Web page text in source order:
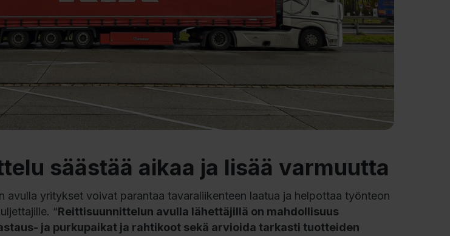
säästää aikaa ja lisää varmuutta
avulla yritykset voivat parantaa tavaraliikenteen laatua ja helpottaa työnteon
“Reittisuunnittelun avulla lähettäjillä on mahdollisuus
ja purkupaikat ja rahtikoot sekä arvioida tarkasti tuotteiden